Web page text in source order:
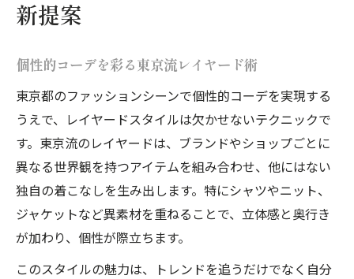
新提案
個性的コーデを彩る東京流レイヤード術
東京都のファッションシーンで個性的コーデを実現する
うえで、レイヤードスタイルは欠かせないテクニックで
す。東京流のレイヤードは、ブランドやショップごとに
異なる世界観を持つアイテムを組み合わせ、他にはない
独自の着こなしを生み出します。特にシャツやニット、
ジャケットなど異素材を重ねることで、立体感と奥行き
が加わり、個性が際立ちます。
このスタイルの魅力は、トレンドを追うだけでなく自分